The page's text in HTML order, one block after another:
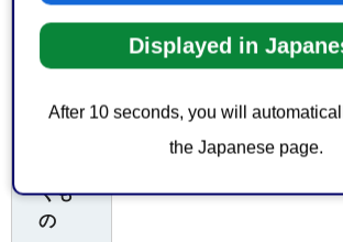
Displayed in
After 10 seconds, you will
the Japanese page.
けておりません。
ちし
くも
の